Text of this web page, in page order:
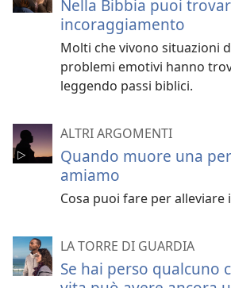
Nella Bibbia puoi
incoraggiamento
Molti che vivono situazioni
problemi emotivi hanno
leggendo passi biblici.
ALTRI ARGOMENTI
Quando muore una
amiamo
Cosa puoi fare per alleviare
LA TORRE DI GUARDIA
Se hai perso qualcuno